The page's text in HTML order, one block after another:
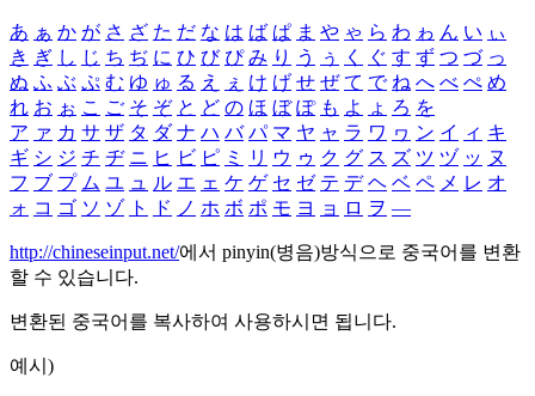
あ ぁ か が さ ざ た だ な は ば ぱ ま や ゃ ら わ ゎ ん い ぃ
き ぎ し じ ち ぢ に ひ び ぴ み り う ぅ く ぐ す ず つ づ っ
ぬ ふ ぶ ぷ む ゆ ゅ る え ぇ け げ せ ぜ て で ね へ べ ぺ め
れ お ぉ こ ご そ ぞ と ど の ほ ぼ ぽ も よ ょ ろ を
ア ァ カ サ ザ タ ダ ナ ハ バ パ マ ヤ ャ ラ ワ ヮ ン イ ィ キ
ギ シ ジ チ ヂ ニ ヒ ビ ピ ミ リ ウ ゥ ク グ ス ズ ツ ヅ ッ ヌ
フ ブ プ ム ユ ュ ル エ ェ ケ ゲ セ ゼ テ デ ヘ ベ ペ メ レ オ
ォ コ ゴ ソ ゾ ト ド ノ ホ ボ ポ モ ヨ ョ ロ ヲ ―
http://chineseinput.net/에서 pinyin(병음)방식으로 중국어를 변환
할 수 있습니다.
변환된 중국어를 복사하여 사용하시면 됩니다.
예시)